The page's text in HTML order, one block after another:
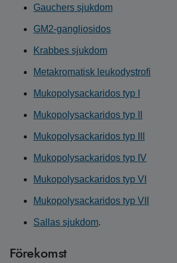
Gauchers sjukdom
GM2-gangliosidos
Krabbes sjukdom
Metakromatisk leukodystrofi
Mukopolysackaridos typ I
Mukopolysackaridos typ II
Mukopolysackaridos typ III
Mukopolysackaridos typ IV
Mukopolysackaridos typ VI
Mukopolysackaridos typ VII
Sallas sjukdom.
Förekomst